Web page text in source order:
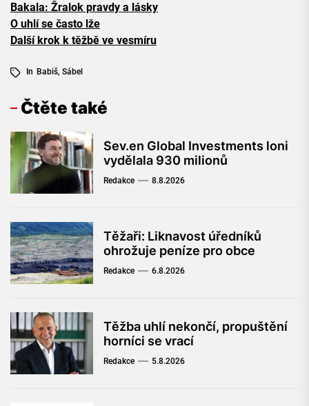
Bakala: Žralok pravdy a lásky
O uhlí se často lže
Další krok k těžbě ve vesmíru
In Babiš, Sábel
Čtěte také
Sev.en Global Investments loni
vydělala 930 milionů
Redakce 8.8.2026
Těžaři: Liknavost úředníků
ohrožuje peníze pro obce
Redakce 6.8.2026
Těžba uhlí nekončí, propuštění
horníci se vrací
Redakce 5.8.2026